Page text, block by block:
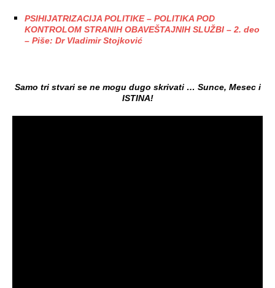
PSIHIJATRIZACIJA POLITIKE – POLITIKA POD
KONTROLOM STRANIH OBAVEŠTAJNIH SLUŽBI – 2. deo
– Piše: Dr Vladimir Stojković
Samo tri stvari se ne mogu dugo skrivati … Sunce, Mesec i
ISTINA!